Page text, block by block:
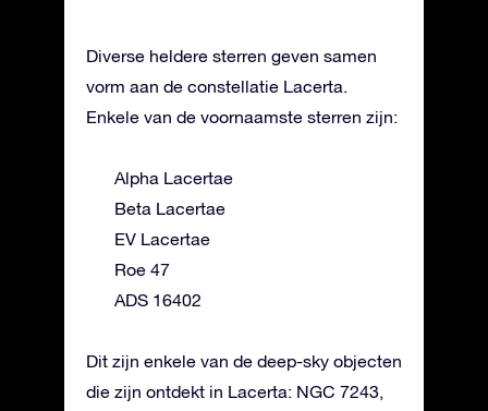
Diverse heldere sterren geven samen
vorm aan de constellatie Lacerta.
Enkele van de voornaamste sterren zijn:
Alpha Lacertae
Beta Lacertae
EV Lacertae
Roe 47
ADS 16402
Dit zijn enkele van de deep-sky objecten
die zijn ontdekt in Lacerta: NGC 7243,